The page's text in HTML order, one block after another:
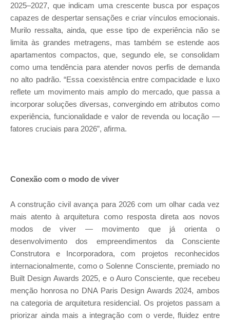
2025–2027, que indicam uma crescente busca por espaços
capazes de despertar sensações e criar vínculos emocionais.
Murilo ressalta, ainda, que esse tipo de experiência não se
limita às grandes metragens, mas também se estende aos
apartamentos compactos, que, segundo ele, se consolidam
como uma tendência para atender novos perfis de demanda
no alto padrão. “Essa coexistência entre compacidade e luxo
reflete um movimento mais amplo do mercado, que passa a
incorporar soluções diversas, convergindo em atributos como
experiência, funcionalidade e valor de revenda ou locação —
fatores cruciais para 2026”, afirma.
Conexão com o modo de viver
A construção civil avança para 2026 com um olhar cada vez
mais atento à arquitetura como resposta direta aos novos
modos de viver — movimento que já orienta o
desenvolvimento dos empreendimentos da Consciente
Construtora e Incorporadora, com projetos reconhecidos
internacionalmente, como o Solenne Consciente, premiado no
Built Design Awards 2025, e o Auro Consciente, que recebeu
menção honrosa no DNA Paris Design Awards 2024, ambos
na categoria de arquitetura residencial. Os projetos passam a
priorizar ainda mais a integração com o verde, fluidez entre